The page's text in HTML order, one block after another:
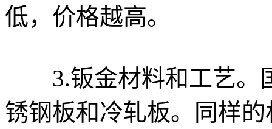
低，价格越高。
3.钣金材料和工艺。
锈钢板和冷轧板。同样